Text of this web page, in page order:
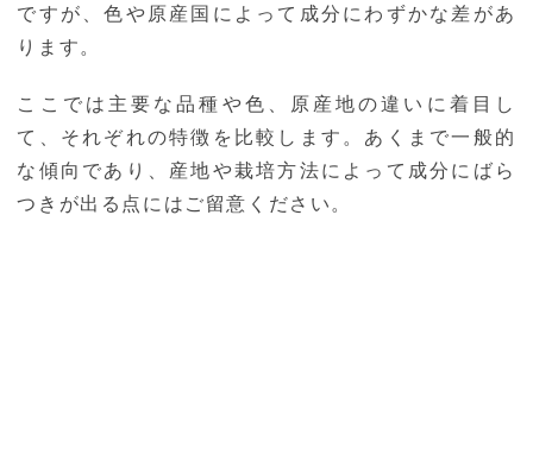
ですが、色や原産国によって成分にわずかな差があ
ります。
ここでは主要な品種や色、原産地の違いに着目し
て、それぞれの特徴を比較します。あくまで一般的
な傾向であり、産地や栽培方法によって成分にばら
つきが出る点にはご留意ください。